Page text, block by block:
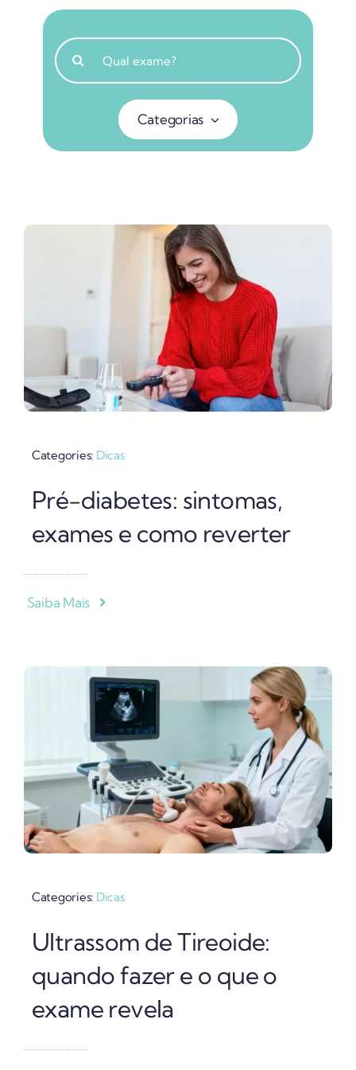
Buscar
resultados
Categorias
Categories: Dicas
Pré-diabetes: sintomas,
exames e como reverter
Saiba Mais
Categories: Dicas
Ultrassom de Tireoide:
quando fazer e o que o
exame revela